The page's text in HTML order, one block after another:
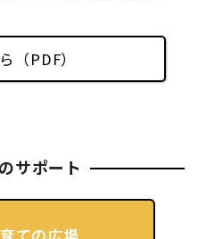
（PDF）
サポート